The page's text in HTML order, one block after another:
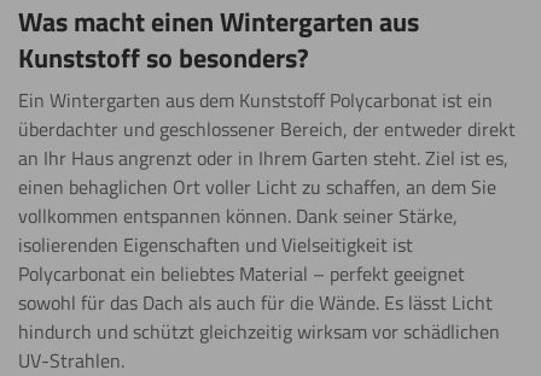
Was macht einen Wintergarten aus
Kunststoff so besonders?
Ein Wintergarten aus dem Kunststoff Polycarbonat ist ein
überdachter und geschlossener Bereich, der entweder direkt
an Ihr Haus angrenzt oder in Ihrem Garten steht. Ziel ist es,
einen behaglichen Ort voller Licht zu schaffen, an dem Sie
vollkommen entspannen können. Dank seiner Stärke,
isolierenden Eigenschaften und Vielseitigkeit ist
Polycarbonat ein beliebtes Material – perfekt geeignet
sowohl für das Dach als auch für die Wände. Es lässt Licht
hindurch und schützt gleichzeitig wirksam vor schädlichen
UV-Strahlen.